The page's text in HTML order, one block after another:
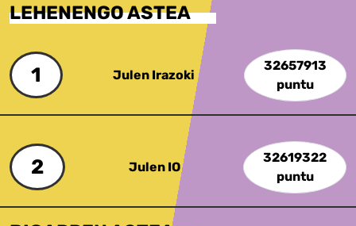
LEHENENGO ASTEA
1 Julen Irazoki
32657913
puntu
2 Julen IO
32619322
puntu